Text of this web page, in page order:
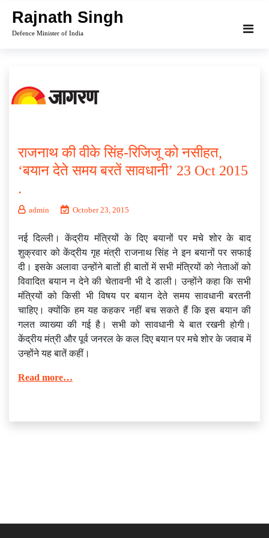
content
Rajnath Singh
Defence Minister of India
राजनाथ की वीके सिंह-रिजिजू को नसीहत,
‘बयान देते समय बरतें सावधानी’ 23 Oct 2015
.
admin October 23, 2015
नई दिल्ली। केंद्रीय मंंत्रियों के दिए बयानों पर मचे शोर के बाद
शुक्रवार को केंद्रीय गृह मंत्री राजनाथ सिंह ने इन बयानों पर सफाई
दी। इसके अलावा उन्होंने बातों ही बातों में सभी मंत्रियों को नेताओं को
विवादित बयान न देने की चेतावनी भी दे डाली। उन्होंने कहा कि सभी
मंत्रियों को किसी भी विषय पर बयान देते समय सावधानी बरतनी
चाहिए। क्योंकि हम यह कहकर नहीं बच सकते हैं कि इस बयान की
गलत व्याख्या की गई है। सभी को सावधानी ये बात रखनी होगी।
केंद्रीय मंत्री और पूर्व जनरल के कल दिए बयान पर मचे शोर के जवाब में
उन्होंने यह बातें कहीं।
Read more…